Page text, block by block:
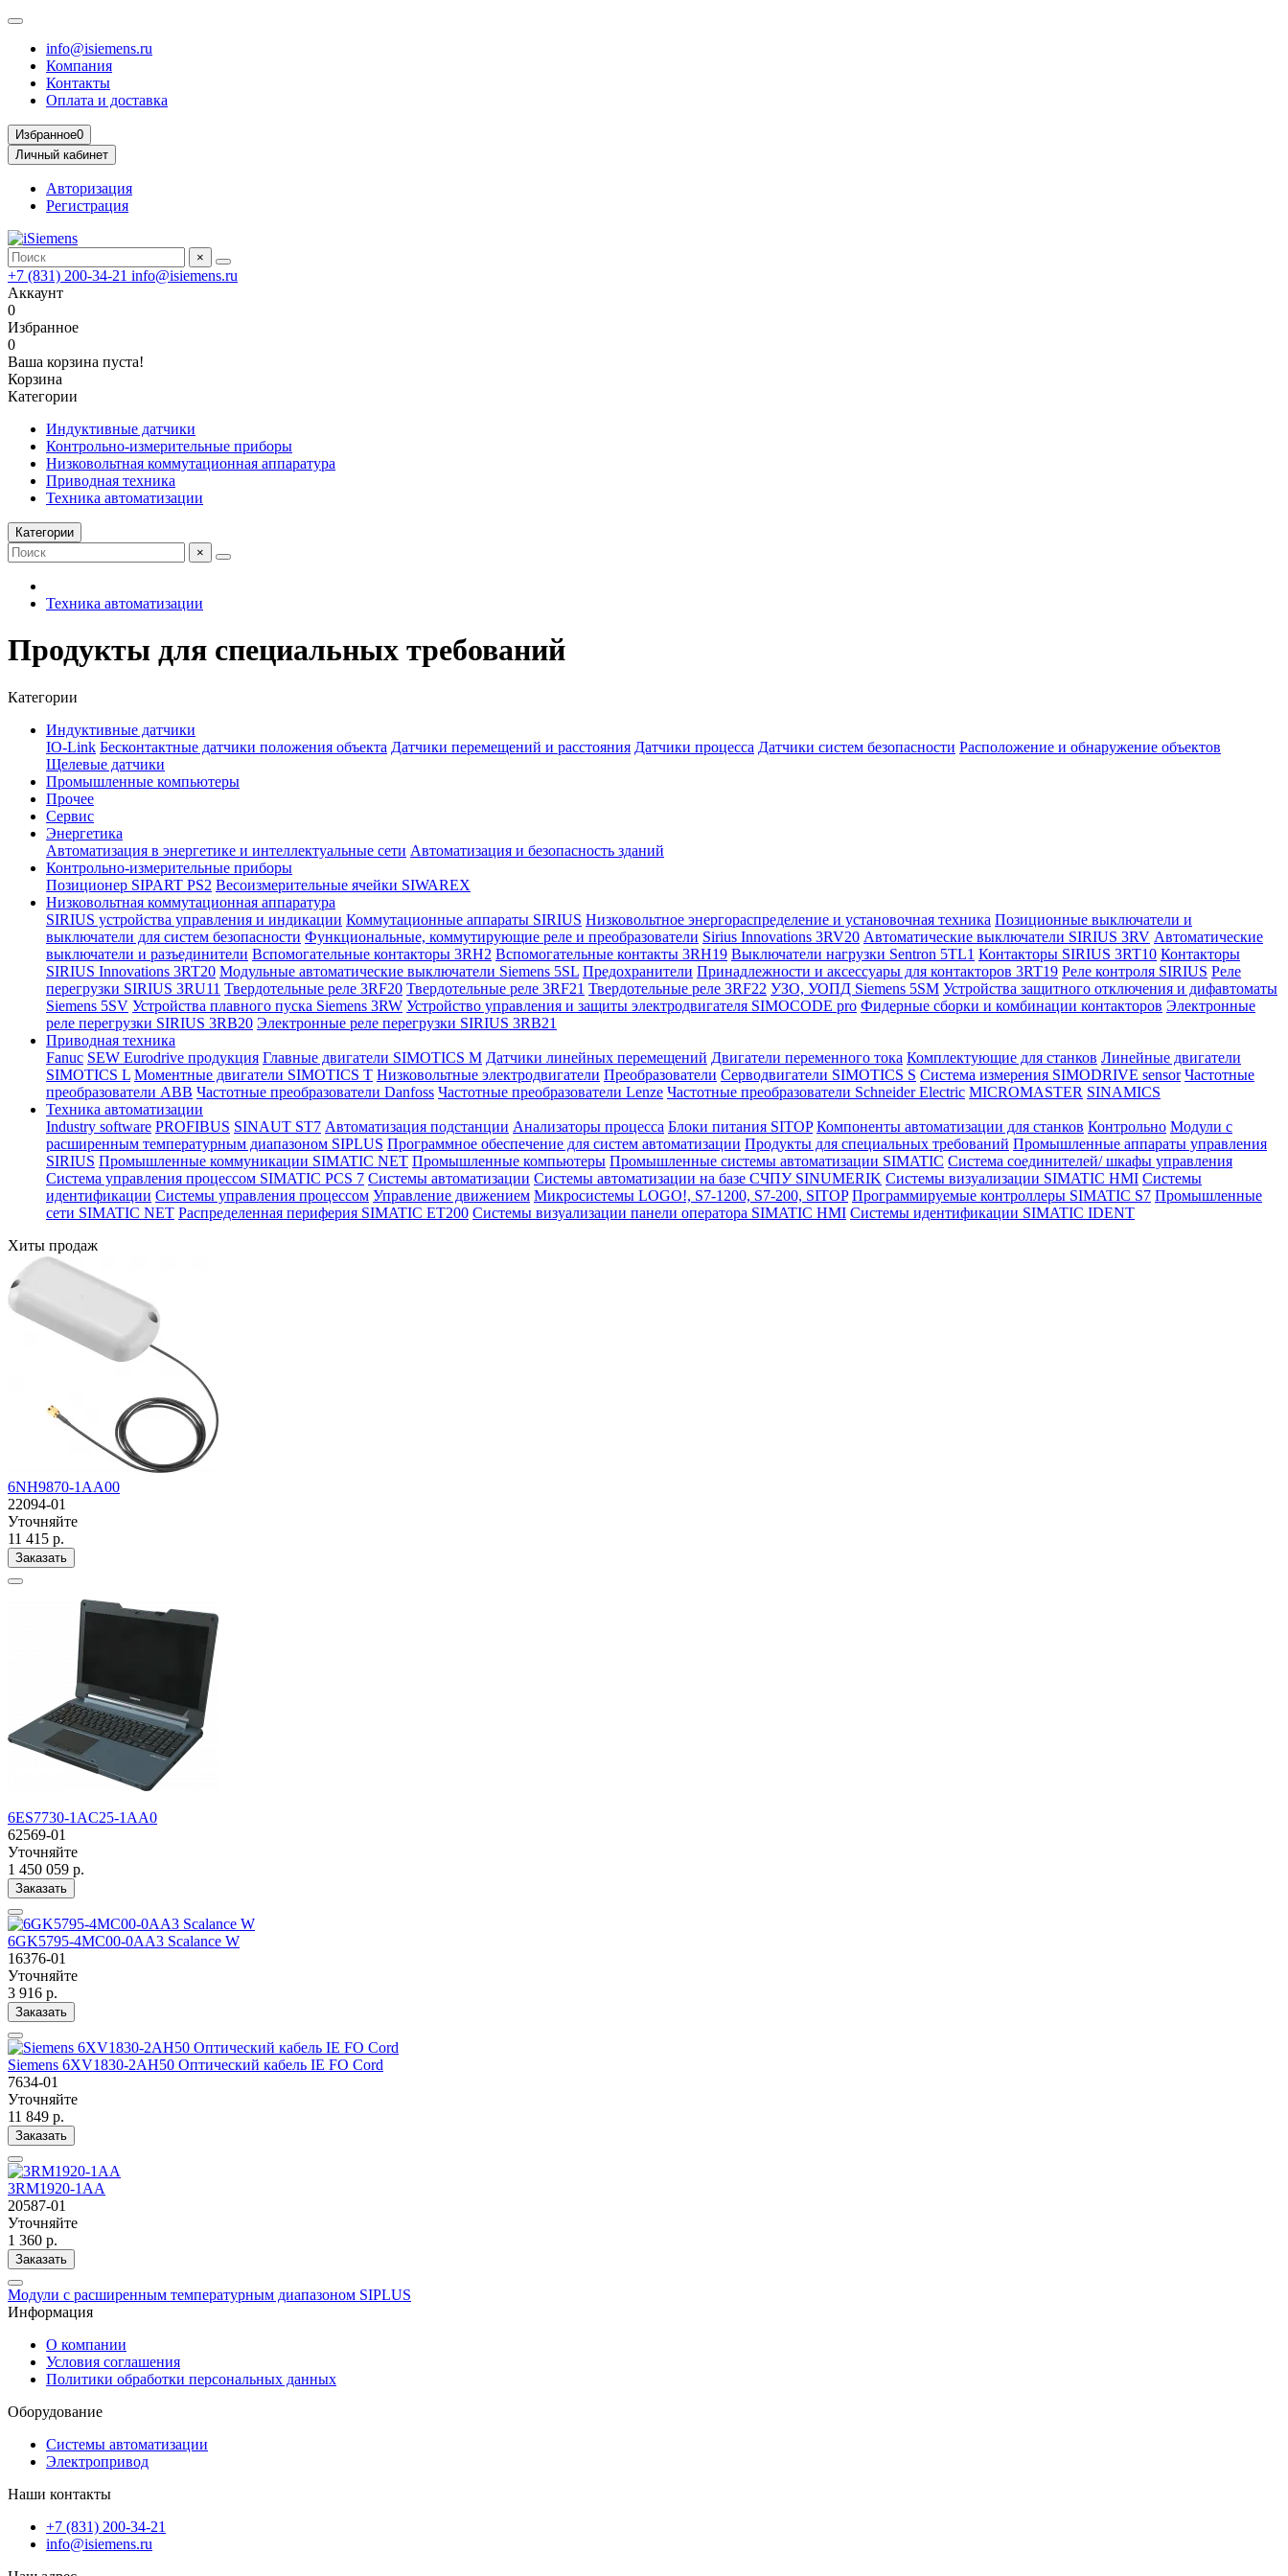
info@isiemens.ru
Компания
Контакты
Оплата и доставка
Избранное0
Личный кабинет
Авторизация
Регистрация
×
+7 (831) 200-34-21 info@isiemens.ru
Аккаунт
0
Избранное
0
Ваша корзина пуста!
Корзина
Категории
Индуктивные датчики
Контрольно-измерительные приборы
Низковольтная коммутационная аппаратура
Приводная техника
Техника автоматизации
Категории
×
Техника автоматизации
Продукты для специальных требований
Категории
Индуктивные датчики
IO-Link Бесконтактные датчики положения объекта Датчики перемещений и расстояния Датчики процесса Датчики систем безопасности Расположение и обнаружение объектов
Щелевые датчики
Промышленные компьютеры
Прочее
Сервис
Энергетика
Автоматизация в энергетике и интеллектуальные сети Автоматизация и безопасность зданий
Контрольно-измерительные приборы
Позиционер SIPART PS2 Весоизмерительные ячейки SIWAREX
Низковольтная коммутационная аппаратура
SIRIUS устройства управления и индикации Коммутационные аппараты SIRIUS Низковольтное энергораспределение и установочная техника Позиционные выключатели и
выключатели для систем безопасности Функциональные, коммутирующие реле и преобразователи Sirius Innovations 3RV20 Автоматические выключатели SIRIUS 3RV Автоматические
выключатели и разъединители Вспомогательные контакторы 3RH2 Вспомогательные контакты 3RH19 Выключатели нагрузки Sentron 5TL1 Контакторы SIRIUS 3RT10 Контакторы
SIRIUS Innovations 3RT20 Модульные автоматические выключатели Siemens 5SL Предохранители Принадлежности и аксессуары для контакторов 3RT19 Реле контроля SIRIUS Реле
перегрузки SIRIUS 3RU11 Твердотельные реле 3RF20 Твердотельные реле 3RF21 Твердотельные реле 3RF22 УЗО, УОПД Siemens 5SM Устройства защитного отключения и дифавтоматы
Siemens 5SV Устройства плавного пуска Siemens 3RW Устройство управления и защиты электродвигателя SIMOCODE pro Фидерные сборки и комбинации контакторов Электронные
реле перегрузки SIRIUS 3RB20 Электронные реле перегрузки SIRIUS 3RB21
Приводная техника
Fanuc SEW Eurodrive продукция Главные двигатели SIMOTICS M Датчики линейных перемещений Двигатели переменного тока Комплектующие для станков Линейные двигатели
SIMOTICS L Моментные двигатели SIMOTICS T Низковольтные электродвигатели Преобразователи Серводвигатели SIMOTICS S Система измерения SIMODRIVE sensor Частотные
преобразователи ABB Частотные преобразователи Danfoss Частотные преобразователи Lenze Частотные преобразователи Schneider Electric MICROMASTER SINAMICS
Техника автоматизации
Industry software PROFIBUS SINAUT ST7 Автоматизация подстанции Анализаторы процесса Блоки питания SITOP Компоненты автоматизации для станков Контрольно Модули с
расширенным температурным диапазоном SIPLUS Программное обеспечение для систем автоматизации Продукты для специальных требований Промышленные аппараты управления
SIRIUS Промышленные коммуникации SIMATIC NET Промышленные компьютеры Промышленные системы автоматизации SIMATIC Система соединителей/ шкафы управления
Система управления процессом SIMATIC PCS 7 Системы автоматизации Системы автоматизации на базе СЧПУ SINUMERIK Системы визуализации SIMATIC HMI Системы
идентификации Системы управления процессом Управление движением Микросистемы LOGO!, S7-1200, S7-200, SITOP Программируемые контроллеры SIMATIC S7 Промышленные
сети SIMATIC NET Распределенная периферия SIMATIC ET200 Системы визуализации панели оператора SIMATIC HMI Системы идентификации SIMATIC IDENT
Хиты продаж
6NH9870-1AA00
22094-01
Уточняйте
11 415 р.
Заказать
6ES7730-1AC25-1AA0
62569-01
Уточняйте
1 450 059 р.
Заказать
6GK5795-4MC00-0AA3 Scalance W
16376-01
Уточняйте
3 916 р.
Заказать
Siemens 6XV1830-2AH50 Оптический кабель IE FO Cord
7634-01
Уточняйте
11 849 р.
Заказать
3RM1920-1AA
20587-01
Уточняйте
1 360 р.
Заказать
Модули с расширенным температурным диапазоном SIPLUS
Информация
О компании
Условия соглашения
Политики обработки персональных данных
Оборудование
Системы автоматизации
Электропривод
Наши контакты
+7 (831) 200-34-21
info@isiemens.ru